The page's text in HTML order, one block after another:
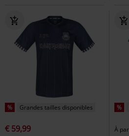
% Grandes tailles disponibles
€ 59,99
%
À